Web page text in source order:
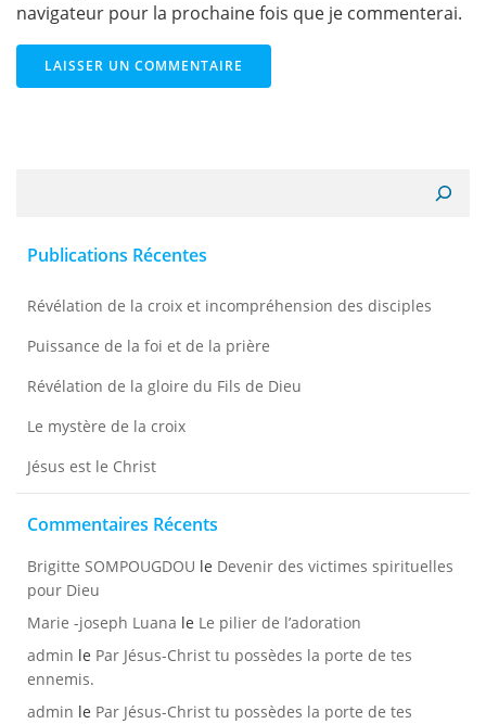
navigateur pour la prochaine fois que je commenterai.
Publications Récentes
Révélation de la croix et incompréhension des disciples
Puissance de la foi et de la prière
Révélation de la gloire du Fils de Dieu
Le mystère de la croix
Jésus est le Christ
Commentaires Récents
Brigitte SOMPOUGDOU le Devenir des victimes spirituelles
pour Dieu
Marie -joseph Luana le Le pilier de l’adoration
admin le Par Jésus-Christ tu possèdes la porte de tes
ennemis.
admin le Par Jésus-Christ tu possèdes la porte de tes